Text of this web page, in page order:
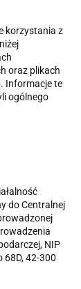
korzystania z
oraz plikach
Informacje te
ogólnego
do Centralnej
NIP
68D, 42-300